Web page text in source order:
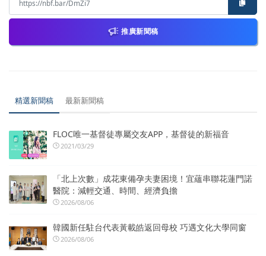
推廣新聞稿
精選新聞稿 最新新聞稿
FLOC唯一基督徒專屬交友APP，基督徒的新福音
2021/03/29
「北上次數」成花東備孕夫妻困境！宜蘊串聯花蓮門諾
醫院：減輕交通、時間、經濟負擔
2026/08/06
韓國新任駐台代表黃載皓返回母校 巧遇文化大學同窗
2026/08/06